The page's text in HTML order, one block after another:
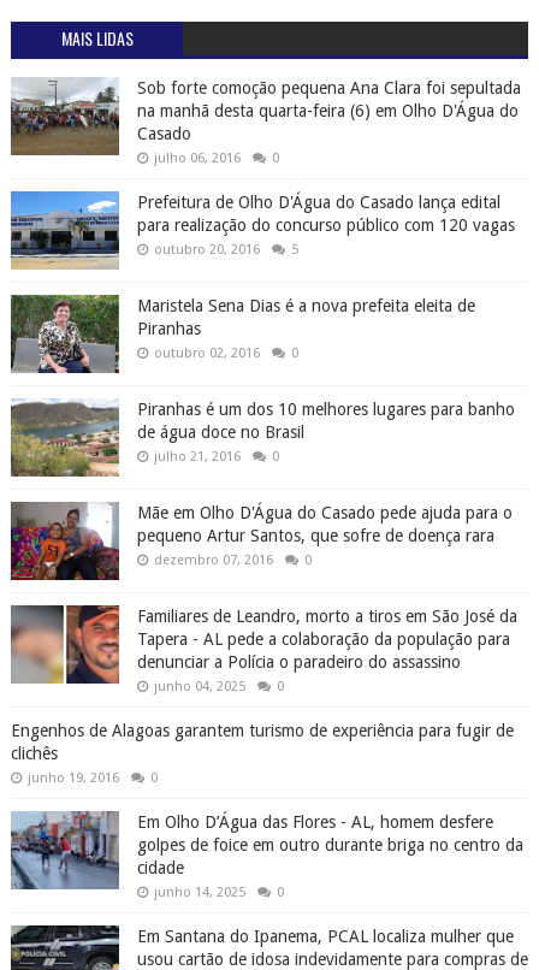
MAIS LIDAS
Sob forte comoção pequena Ana Clara foi sepultada
na manhã desta quarta-feira (6) em Olho D'Água do
Casado
julho 06, 2016 0
Prefeitura de Olho D'Água do Casado lança edital
para realização do concurso público com 120 vagas
outubro 20, 2016 5
Maristela Sena Dias é a nova prefeita eleita de
Piranhas
outubro 02, 2016 0
Piranhas é um dos 10 melhores lugares para banho
de água doce no Brasil
julho 21, 2016 0
Mãe em Olho D'Água do Casado pede ajuda para o
pequeno Artur Santos, que sofre de doença rara
dezembro 07, 2016 0
Familiares de Leandro, morto a tiros em São José da
Tapera - AL pede a colaboração da população para
denunciar a Polícia o paradeiro do assassino
junho 04, 2025 0
Engenhos de Alagoas garantem turismo de experiência para fugir de
clichês
junho 19, 2016 0
Em Olho D’Água das Flores - AL, homem desfere
golpes de foice em outro durante briga no centro da
cidade
junho 14, 2025 0
Em Santana do Ipanema, PCAL localiza mulher que
usou cartão de idosa indevidamente para compras de